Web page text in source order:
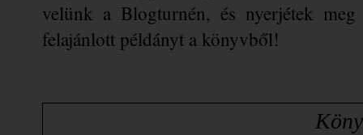
velünk a Blogturnén, és nyerjétek
felajánlott példányt a könyvből!